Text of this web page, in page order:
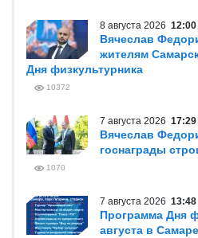
8 августа 2026 12:00
Вячеслав
жителям
Дня физкультурника
10372
7 августа 2026 17:29
Вячеслав
госнаграды
1070
7 августа 2026 13:48
Программа Дня
августа в Самаре